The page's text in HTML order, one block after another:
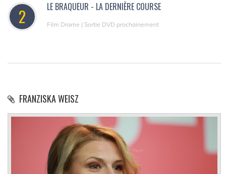
2 LE BRAQUEUR - LA DERNIÈRE COURSE
Film Drame | Sortie DVD prochainement
FRANZISKA WEISZ